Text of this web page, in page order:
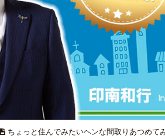
ちょっと住んでみたいヘンな間取りあつめて